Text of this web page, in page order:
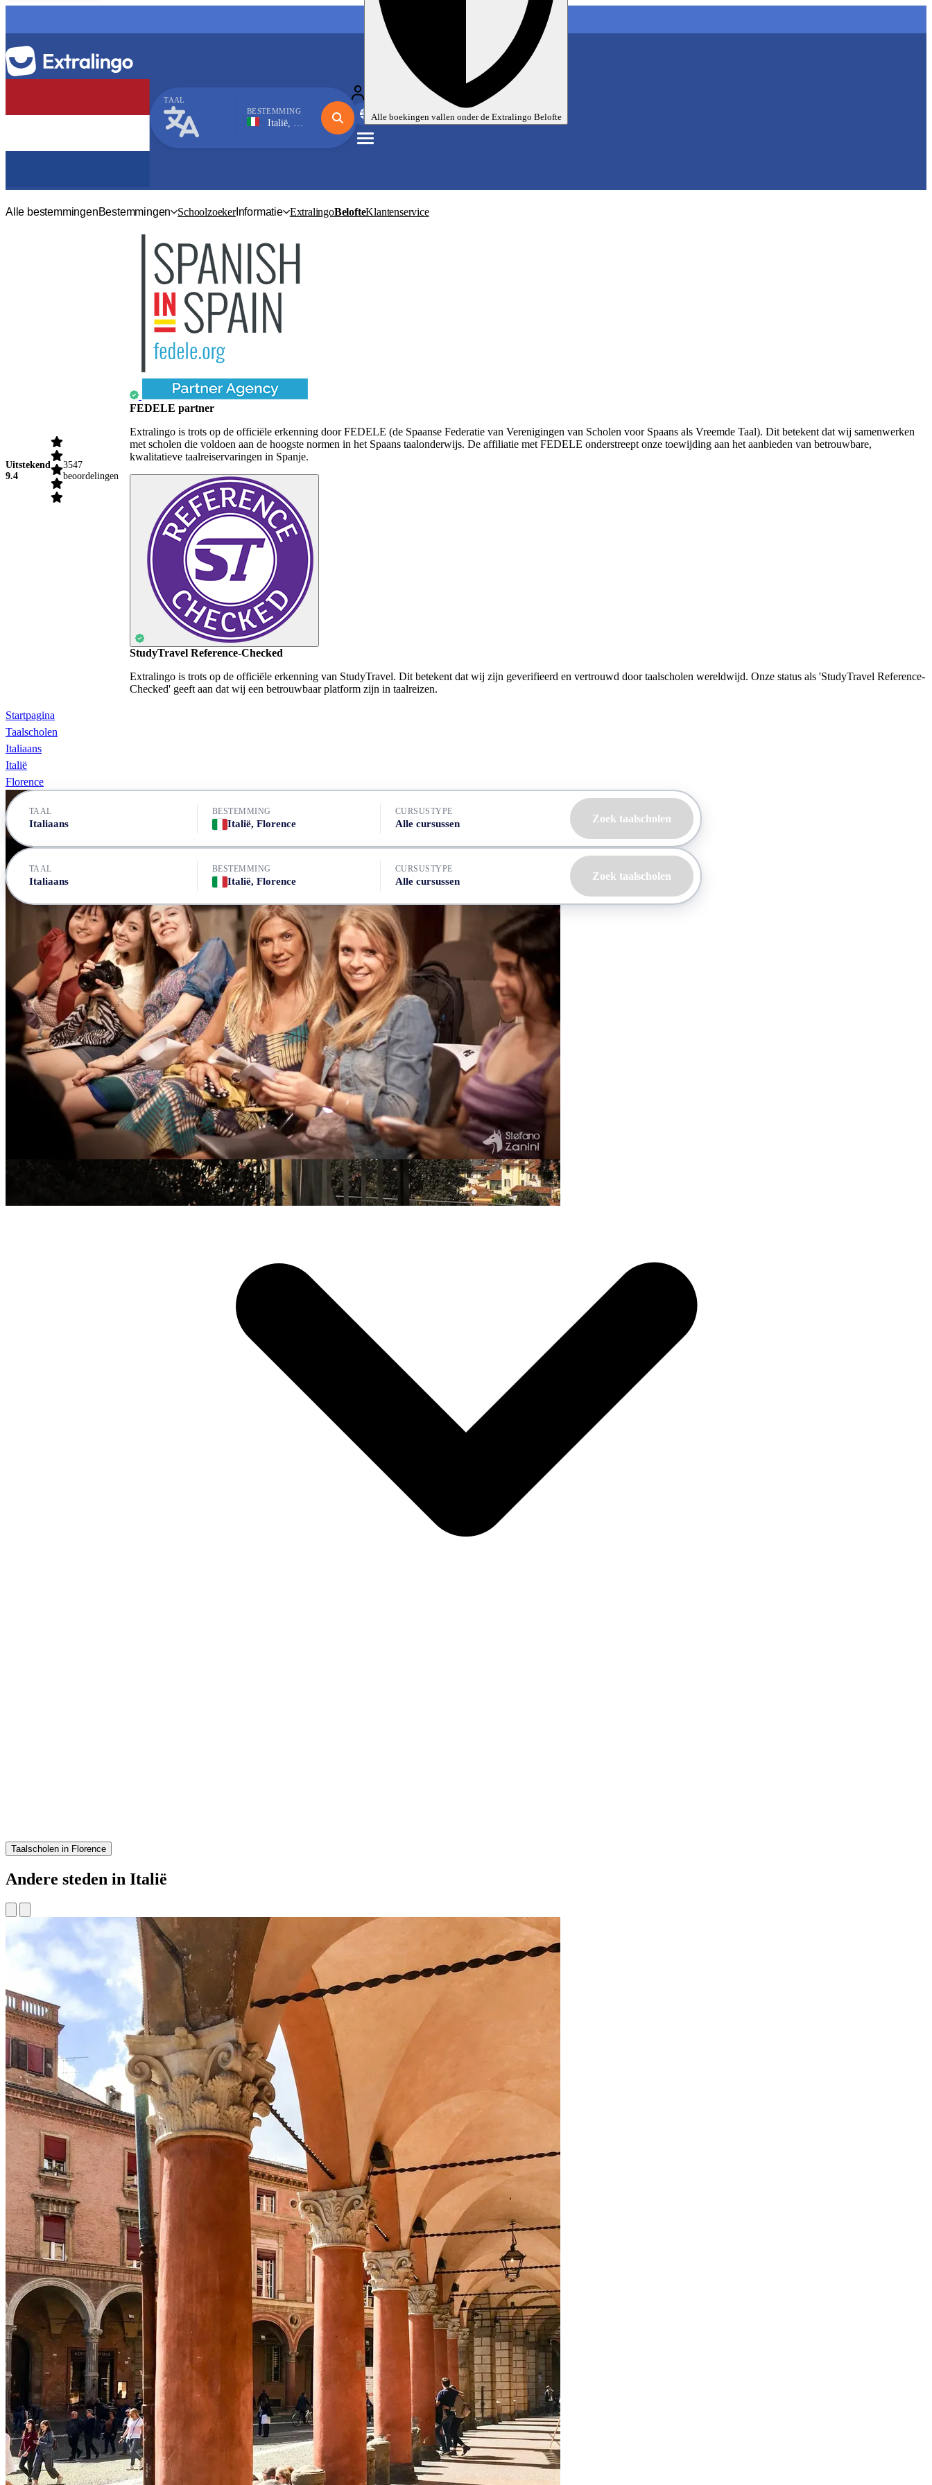
Alle boekingen vallen onder de Extralingo Belofte
TAAL
BESTEMMING
Italië, Florence
Nl EUR
Alle bestemmingenBestemmingen SchoolzoekerInformatie ExtralingoBelofteKlantenservice
Uitstekend
9.4
3547
beoordelingen
FEDELE partner
Extralingo is trots op de officiële erkenning door FEDELE (de Spaanse Federatie van Verenigingen van Scholen voor Spaans als Vreemde Taal). Dit betekent dat wij samenwerken
met scholen die voldoen aan de hoogste normen in het Spaans taalonderwijs. De affiliatie met FEDELE onderstreept onze toewijding aan het aanbieden van betrouwbare,
kwalitatieve taalreiservaringen in Spanje.
StudyTravel Reference-Checked
Extralingo is trots op de officiële erkenning van StudyTravel. Dit betekent dat wij zijn geverifieerd en vertrouwd door taalscholen wereldwijd. Onze status als 'StudyTravel Reference-
Checked' geeft aan dat wij een betrouwbaar platform zijn in taalreizen.
Startpagina
Taalscholen
Italiaans
Italië
Florence
TAAL
Italiaans
BESTEMMING
Italië, Florence
CURSUSTYPE
Alle cursussen Zoek taalscholen
TAAL
Italiaans
BESTEMMING
Italië, Florence
CURSUSTYPE
Alle cursussen Zoek taalscholen
Taalscholen in Florence
Andere steden in Italië